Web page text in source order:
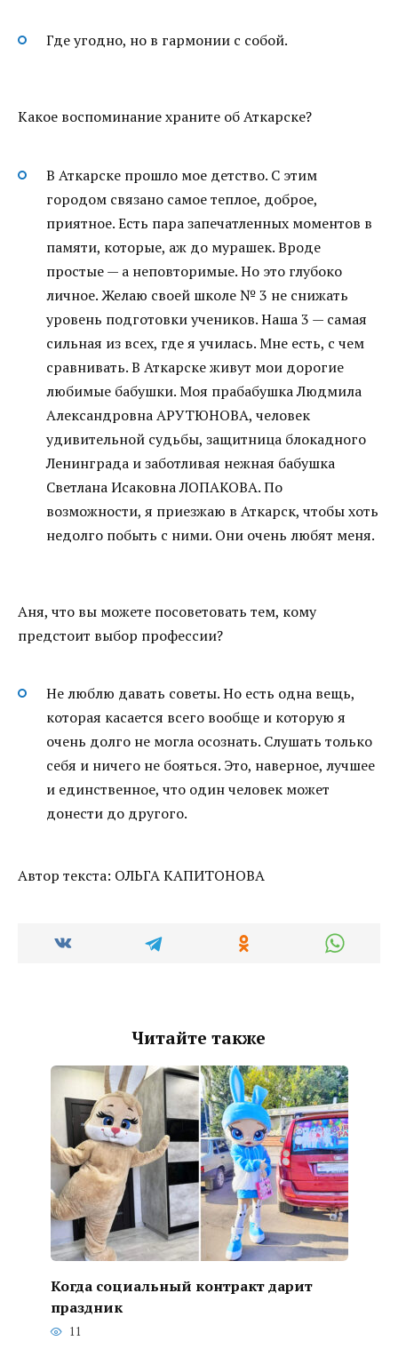
Где угодно, но в гармонии с собой.
Какое воспоминание храните об Аткарске?
В Аткарске прошло мое детство. С этим
городом связано самое теплое, доброе,
приятное. Есть пара запечатленных моментов в
памяти, которые, аж до мурашек. Вроде
простые — а неповторимые. Но это глубоко
личное. Желаю своей школе № 3 не снижать
уровень подготовки учеников. Наша 3 — самая
сильная из всех, где я училась. Мне есть, с чем
сравнивать. В Аткарске живут мои дорогие
любимые бабушки. Моя прабабушка Людмила
Александровна АРУТЮНОВА, человек
удивительной судьбы, защитница блокадного
Ленинграда и заботливая нежная бабушка
Светлана Исаковна ЛОПАКОВА. По
возможности, я приезжаю в Аткарск, чтобы хоть
недолго побыть с ними. Они очень любят меня.
Аня, что вы можете посоветовать тем, кому
предстоит выбор профессии?
Не люблю давать советы. Но есть одна вещь,
которая касается всего вообще и которую я
очень долго не могла осознать. Слушать только
себя и ничего не бояться. Это, наверное, лучшее
и единственное, что один человек может
донести до другого.
Автор текста: ОЛЬГА КАПИТОНОВА
Читайте также
Когда социальный контракт дарит
праздник
11